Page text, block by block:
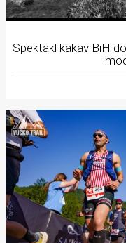
Spektakl kakav BiH